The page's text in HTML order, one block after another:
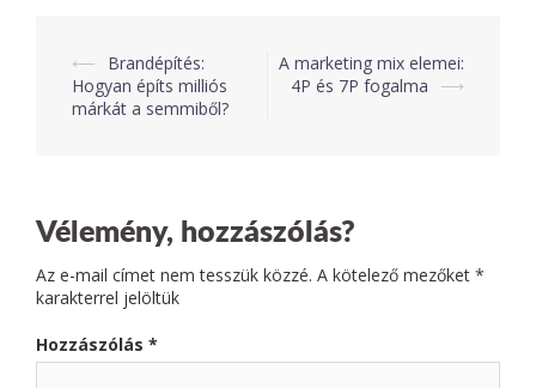
Post
navigation
⟵
Brandépítés:
Hogyan építs milliós
márkát a semmiből?
A marketing mix elemei:
4P és 7P fogalma
⟶
Vélemény, hozzászólás?
Az e-mail címet nem tesszük közzé. A kötelező mezőket *
karakterrel jelöltük
Hozzászólás *